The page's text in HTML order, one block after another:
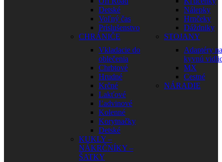
Detské
Voľný čas
Príslušenstvo
CHRÁNIČE
Vkladacie do
oblečenia
Chrbtové
Hrudné
Krčné
Lakťové
Ľadvinové
Kolenné
Korytnačky
Detské
KUKLY –
NÁKRČNÍKY –
ŠATKY
Nálepky
Hrnčeky
Dáždniky
STOJANY
Adaptéry na
kyvnú
MX
Cestné
NÁRADIE